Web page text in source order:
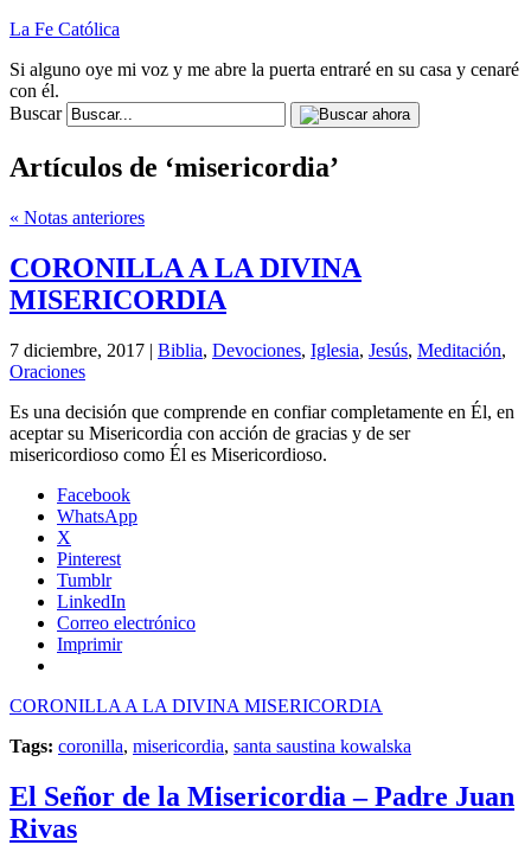
La Fe Católica
Si alguno oye mi voz y me abre la puerta entraré en su casa y cenaré
con él.
Buscar
Artículos de ‘misericordia’
« Notas anteriores
CORONILLA A LA DIVINA
MISERICORDIA
7 diciembre, 2017 | Biblia, Devociones, Iglesia, Jesús, Meditación,
Oraciones
Es una decisión que comprende en confiar completamente en Él, en
aceptar su Misericordia con acción de gracias y de ser
misericordioso como Él es Misericordioso.
Facebook
WhatsApp
X
Pinterest
Tumblr
LinkedIn
Correo electrónico
Imprimir
CORONILLA A LA DIVINA MISERICORDIA
Tags: coronilla, misericordia, santa saustina kowalska
El Señor de la Misericordia – Padre Juan
Rivas